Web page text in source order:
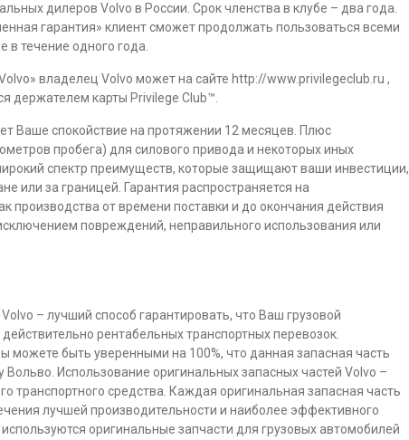
дилеров Volvo в России. Срок членства в клубе – два года.
гарантия» клиент сможет продолжать пользоваться всеми
течение одного года.
владелец Volvo может на сайте http://www.privilegeclub.ru ,
держателем карты Privilege Club™.
Ваше спокойствие на протяжении 12 месяцев. Плюс
пробега) для силового привода и некоторых иных
спектр преимуществ, которые защищают ваши инвестиции,
или за границей. Гарантия распространяется на
производства от времени поставки и до окончания действия
повреждений, неправильного использования или
– лучший способ гарантировать, что Ваш грузовой
рентабельных транспортных перевозок.
можете быть уверенными на 100%, что данная запасная часть
Использование оригинальных запасных частей Volvo –
транспортного средства. Каждая оригинальная запасная часть
лучшей производительности и наиболее эффективного
оригинальные запчасти для грузовых автомобилей